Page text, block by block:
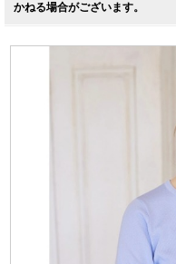
かねる場合がございます。